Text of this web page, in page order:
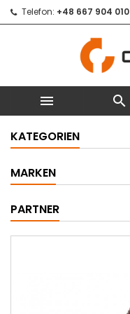
Telefon: +48 667 904 010
 
KATEGORIEN
MARKEN
PARTNER